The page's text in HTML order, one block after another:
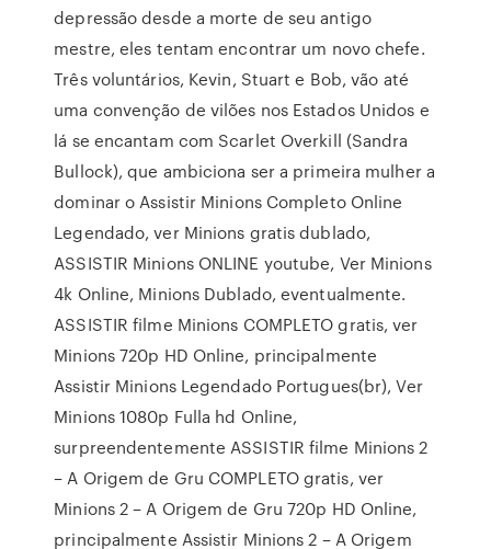
depressão desde a morte de seu antigo
mestre, eles tentam encontrar um novo chefe.
Três voluntários, Kevin, Stuart e Bob, vão até
uma convenção de vilões nos Estados Unidos e
lá se encantam com Scarlet Overkill (Sandra
Bullock), que ambiciona ser a primeira mulher a
dominar o Assistir Minions Completo Online
Legendado, ver Minions gratis dublado,
ASSISTIR Minions ONLINE youtube, Ver Minions
4k Online, Minions Dublado, eventualmente.
ASSISTIR filme Minions COMPLETO gratis, ver
Minions 720p HD Online, principalmente
Assistir Minions Legendado Portugues(br), Ver
Minions 1080p Fulla hd Online,
surpreendentemente ASSISTIR filme Minions 2
– A Origem de Gru COMPLETO gratis, ver
Minions 2 – A Origem de Gru 720p HD Online,
principalmente Assistir Minions 2 – A Origem